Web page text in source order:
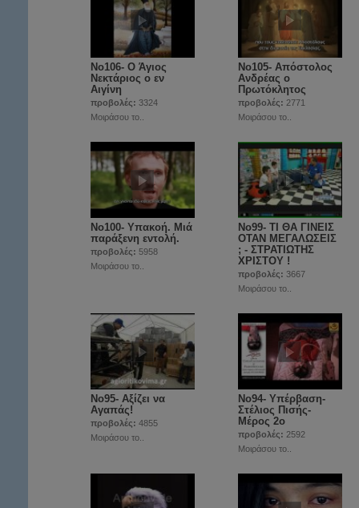
Νο106- Ο Άγιος
Νεκτάριος ο εν
Αιγίνη
προβολές: 3324
Μοιράσου το..
Νο105- Απόστολος
Ανδρέας ο
Πρωτόκλητος
προβολές: 2771
Μοιράσου το..
Νο100- Υπακοή. Μιά
παράξενη εντολή.
προβολές: 5958
Μοιράσου το..
Νο99- ΤΙ ΘΑ ΓΙΝΕΙΣ
ΟΤΑΝ ΜΕΓΑΛΩΣΕΙΣ
; - ΣΤΡΑΤΙΩΤΗΣ
ΧΡΙΣΤΟΥ !
προβολές: 3667
Μοιράσου το..
No95- Αξίζει να
Αγαπάς!
προβολές: 4855
Μοιράσου το..
Νο94- Υπέρβαση-
Στέλιος Πισής-
Μέρος 2ο
προβολές: 2592
Μοιράσου το..